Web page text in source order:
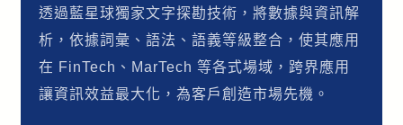
透過藍星球獨家文字探勘技術，將數據與資訊解
析，依據詞彙、語法、語義等級整合，使其應用
在 FinTech、MarTech 等各式場域，跨界應用
讓資訊效益最大化，為客戶創造市場先機。